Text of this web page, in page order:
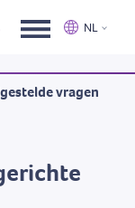
NL
Français
vragen